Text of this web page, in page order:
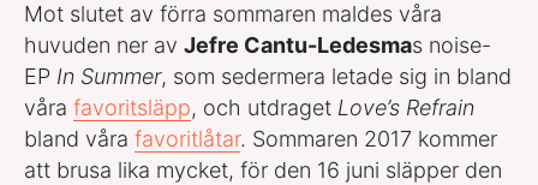
Mot slutet av förra sommaren maldes våra
huvuden ner av Jefre Cantu-Ledesmas noise-
EP In Summer, som sedermera letade sig in bland
våra favoritsläpp, och utdraget Love’s Refrain
bland våra favoritlåtar. Sommaren 2017 kommer
att brusa lika mycket, för den 16 juni släpper den